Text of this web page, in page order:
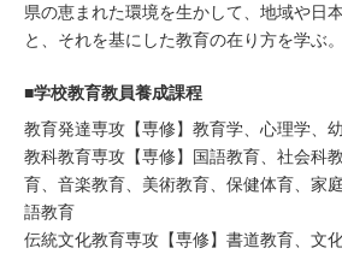
県の恵まれた環境を生かして、地域や日
と、それを基にした教育の在り方を学ぶ。
■学校教育教員養成課程
教育発達専攻【専修】教育学、心理学、
教科教育専攻【専修】国語教育、社会科
育、音楽教育、美術教育、保健体育、家
語教育
伝統文化教育専攻【専修】書道教育、文